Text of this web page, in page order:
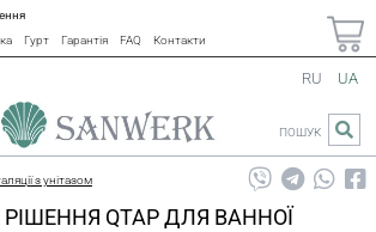
Гурт Гарантія FAQ Контакти
RU UA
ПОШУК
з унітазом
РІШЕННЯ QTAP ДЛЯ ВАННОЇ